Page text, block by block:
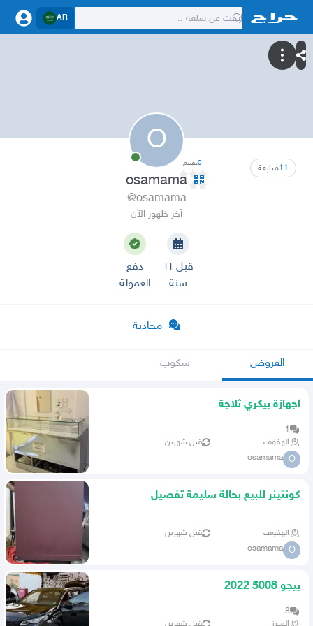
AR
O
11متابعة 0تقييم
osamama
@osamama
آخر ظهور الآن
قبل ١١
سنة
دفع
العمولة
محادثة
العروض سكوب
اجهازة بيكري ثلاجة
1
الهفوف
قبل شهرين
O
osamama
كونتينر للبيع بحالة سليمة تفصيل
الهفوف قبل شهرين
O
osamama
بيجو 5008 2022
8